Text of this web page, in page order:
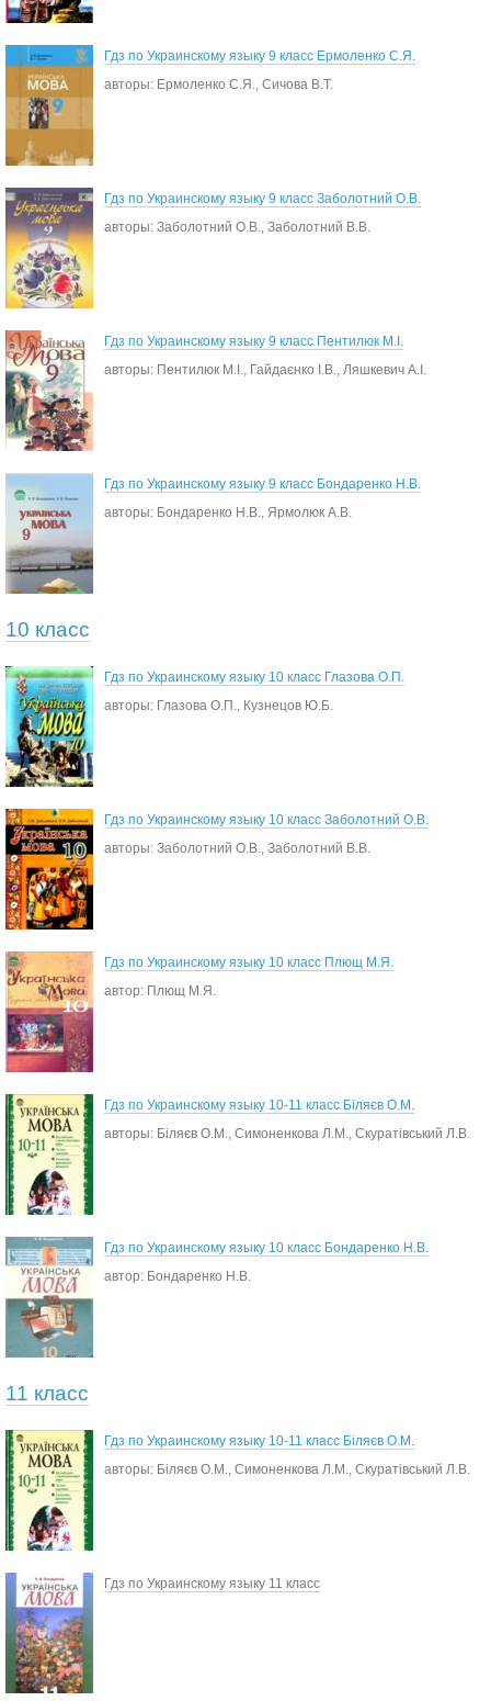
Гдз по Украинскому языку 9 класс Ермоленко С.Я.
авторы: Ермоленко С.Я., Сичова В.Т.
Гдз по Украинскому языку 9 класс Заболотний О.В.
авторы: Заболотний О.В., Заболотний В.В.
Гдз по Украинскому языку 9 класс Пентилюк М.І.
авторы: Пентилюк М.І., Гайдаєнко І.В., Ляшкевич А.І.
Гдз по Украинскому языку 9 класс Бондаренко Н.В.
авторы: Бондаренко Н.В., Ярмолюк А.В.
10 класс
Гдз по Украинскому языку 10 класс Глазова О.П.
авторы: Глазова О.П., Кузнецов Ю.Б.
Гдз по Украинскому языку 10 класс Заболотний О.В.
авторы: Заболотний О.В., Заболотний В.В.
Гдз по Украинскому языку 10 класс Плющ М.Я.
автор: Плющ М.Я.
Гдз по Украинскому языку 10-11 класс Біляєв О.М.
авторы: Біляєв О.М., Симоненкова Л.М., Скуратівський Л.В.
Гдз по Украинскому языку 10 класс Бондаренко Н.В.
автор: Бондаренко Н.В.
11 класс
Гдз по Украинскому языку 10-11 класс Біляєв О.М.
авторы: Біляєв О.М., Симоненкова Л.М., Скуратівський Л.В.
Гдз по Украинскому языку 11 класс